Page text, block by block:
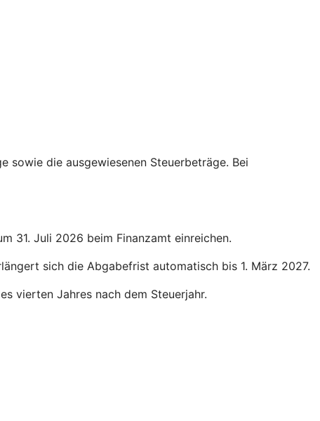
sowie die ausgewiesenen Steuerbeträge. Bei
31. Juli 2026 beim Finanzamt einreichen.
sich die Abgabefrist automatisch bis 1. März 2027.
vierten Jahres nach dem Steuerjahr.